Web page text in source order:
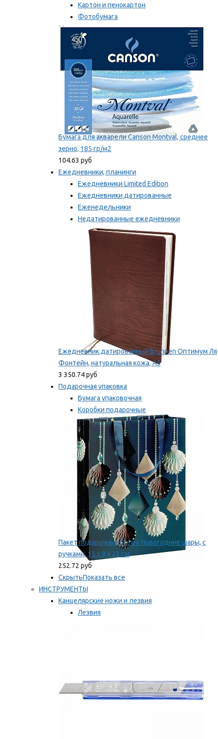
Картон и пенокартон
Фотобумага
Мы рекомендуем
Бумага для акварели Canson Montval, среднее
зерно, 185 гр/м2
104.63 руб
Ежедневники, планинги
Ежедневники Limited Edition
Ежедневники датированные
Еженедельники
Недатированные ежедневники
Планинги
Мы рекомендуем
Ежедневник датированный Brunnen Оптимум Ля
Фонтейн, натуральная кожа, А5
3 350.74 руб
Подарочная упаковка
Бумага упаковочная
Коробки подарочные
Ленты, бобины
Мы рекомендуем
Пакет подарочный Stewo Новогодние шары, с
ручками, 15 х 8 х 23 см
252.72 руб
СкрытьПоказать все
ИНСТРУМЕНТЫ
Канцелярские ножи и лезвия
Лезвия